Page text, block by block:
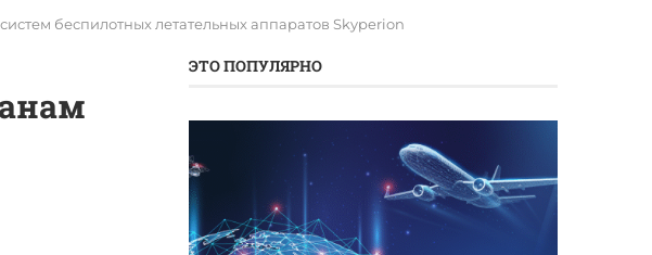
беспилотных летательных аппаратов Skyperion
ЭТО ПОПУЛЯРНО